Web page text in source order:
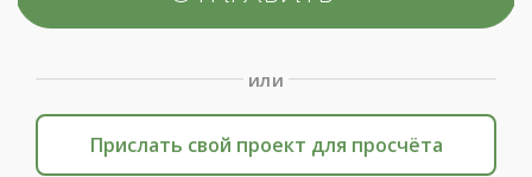
или
Прислать свой проект для просчёта